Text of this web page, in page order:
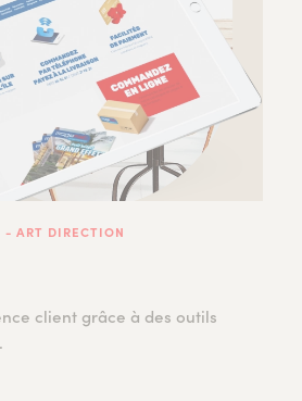
ART DIRECTION
client grâce à des outils